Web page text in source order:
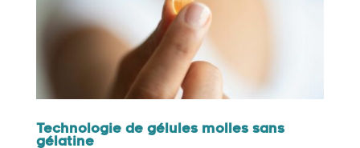
Technologie de gélules molles sans
gélatine